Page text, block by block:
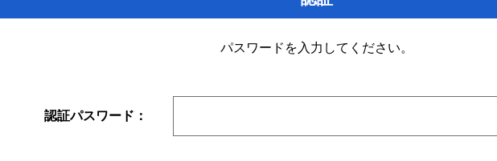
パスワードを入力してください。
認証パスワード：